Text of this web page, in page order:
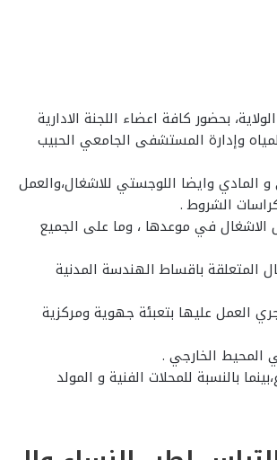
بحضور كافة اعضاء اللجنة الادارية
وإدارة المستشفى الجامعي الحبيب
المادي وايضا اللوجستي للاشغال،والعمل
الشروط .
الاشغال في موعدها ، وما على الجميع
المتعلقة باقساط الهندسة المدنية
المتعلقة بتهيئة الطابق السفلي يجري العمل عليها بتعبئة جهوية ومركزية
المحيط الخارجي .
بالنسبة للمحلات الفنية و المولد